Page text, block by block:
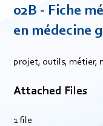
02B - Fiche
en médecine
projet, outils, métier,
Attached Files
1 file